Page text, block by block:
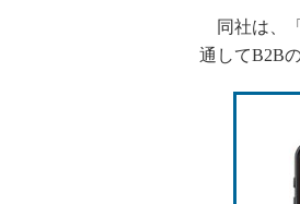
同社は、
通してB2B